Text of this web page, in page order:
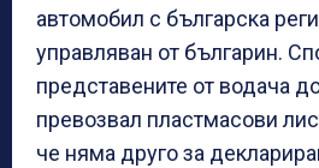
автомобил с българска
управляван от българин.
представените от водача
превозвал пластмасови
че няма друго за